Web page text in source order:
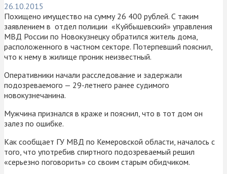
26.10.2015
Похищено имущество на сумму 26 400 рублей. С таким
заявлением в отдел полиции «Куйбышевский» управления
МВД России по Новокузнецку обратился житель дома,
расположенного в частном секторе. Потерпевший пояснил,
что к нему в жилище проник неизвестный.
Оперативники начали расследование и задержали
подозреваемого — 29-летнего ранее судимого
новокузнечанина.
Мужчина признался в краже и пояснил, что в тот дом он
залез по ошибке.
Как сообщает ГУ МВД по Кемеровской области, началось с
того, что употребив спиртного подозреваемый решил
«серьезно поговорить» со своим старым обидчиком.